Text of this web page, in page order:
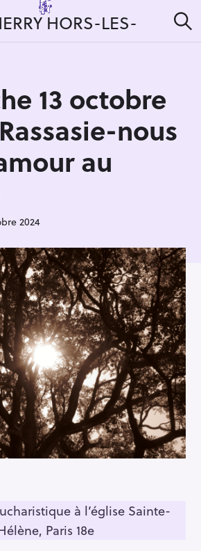
HORS-LES-
e
13 octobre
nous
au
2024
à l’église Sainte-
Paris 18e